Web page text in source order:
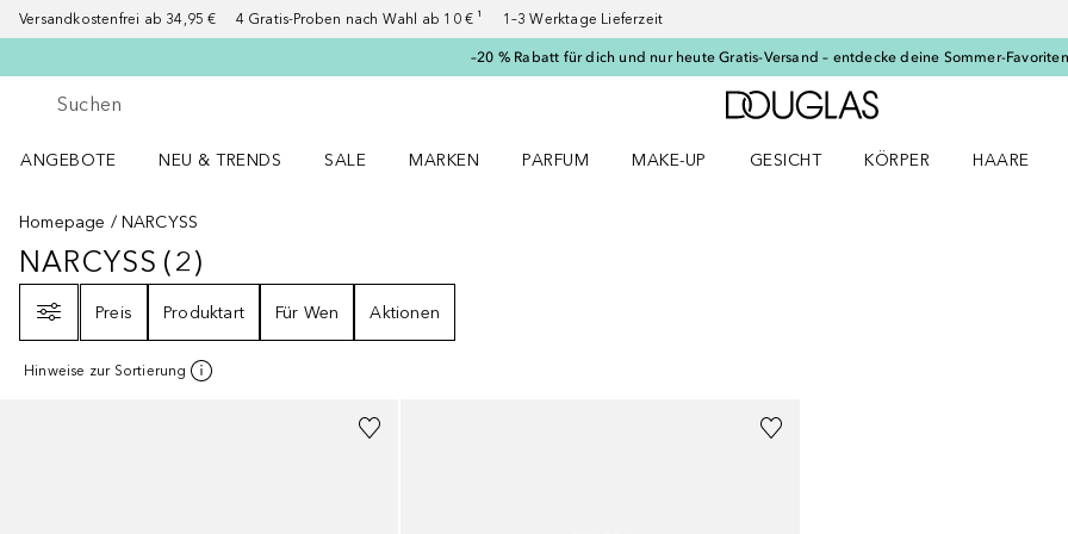
Versandkostenfrei ab 34,95 € 4 Gratis-Proben nach Wahl ab 10 € ¹ 1–3 Werktage Lieferzeit
–20 % Rabatt für dich und nur heute Gratis-Versand – entdecke deine Sommer-
Gehe zurück
Suche ausführen
Zur Douglas Startseite
ANGEBOTE
NEU & TRENDS
SALE
MARKEN
PARFUM
MAKE-UP
GESICHT
KÖRPER
HAARE
Homepage
NARCYSS
NARCYSS2ERGEBNISSE
NARCYSS (2)
Preis
Produktart Für Wen Aktionen
Hinweise zur Sortierung